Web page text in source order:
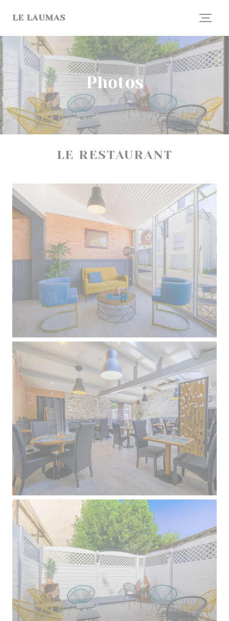
LE LAUMAS
Photos
LE RESTAURANT